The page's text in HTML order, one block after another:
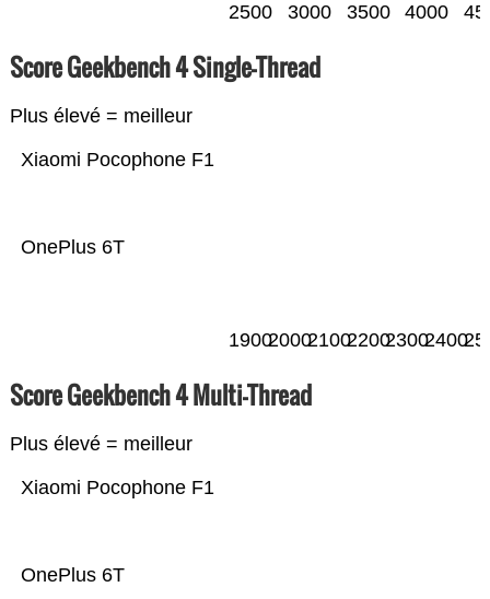
2500 3000 3500 4000
Score Geekbench 4 Single-Thread
Plus élevé = meilleur
OnePlus 6T
Xiaomi Pocophone F1
190020002100220023002400
Score Geekbench 4 Multi-Thread
Plus élevé = meilleur
OnePlus 6T
Xiaomi Pocophone F1